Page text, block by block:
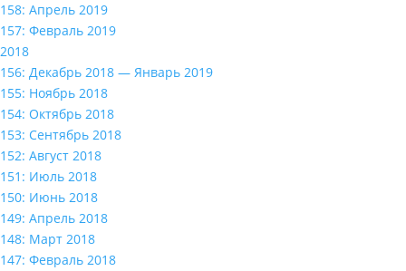
158: Апрель 2019
157: Февраль 2019
2018
156: Декабрь 2018 — Январь 2019
155: Ноябрь 2018
154: Октябрь 2018
153: Сентябрь 2018
152: Август 2018
151: Июль 2018
150: Июнь 2018
149: Апрель 2018
148: Март 2018
147: Февраль 2018